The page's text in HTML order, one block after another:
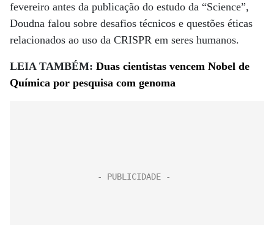
fevereiro antes da publicação do estudo da “Science”,
Doudna falou sobre desafios técnicos e questões éticas
relacionados ao uso da CRISPR em seres humanos.
LEIA TAMBÉM: Duas cientistas vencem Nobel de
Química por pesquisa com genoma